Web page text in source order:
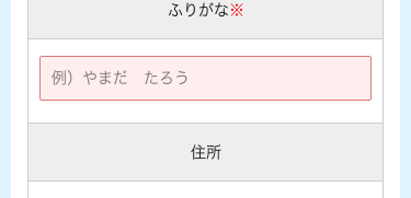
ふりがな ※
住所